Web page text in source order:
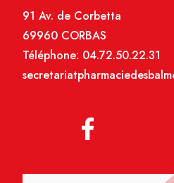
91 Av. de Corbetta
69960 CORBAS
Téléphone: 04.72.50.22.31